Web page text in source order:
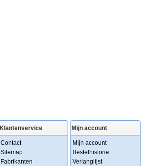
Klantenservice
Contact
Sitemap
Fabrikanten
Mijn account
Mijn account
Bestelhistorie
Verlanglijst